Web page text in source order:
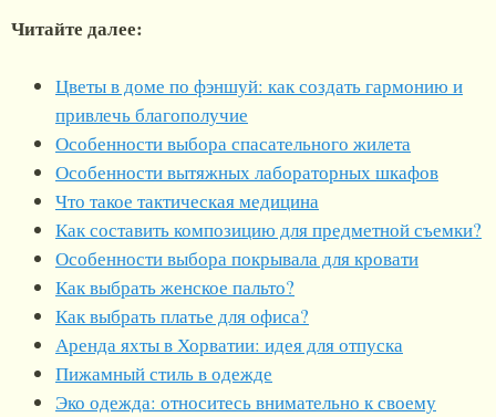
Читайте далее:
Цветы в доме по фэншуй: как создать гармонию и
привлечь благополучие
Особенности выбора спасательного жилета
Особенности вытяжных лабораторных шкафов
Что такое тактическая медицина
Как составить композицию для предметной съемки?
Особенности выбора покрывала для кровати
Как выбрать женское пальто?
Как выбрать платье для офиса?
Аренда яхты в Хорватии: идея для отпуска
Пижамный стиль в одежде
Эко одежда: относитесь внимательно к своему